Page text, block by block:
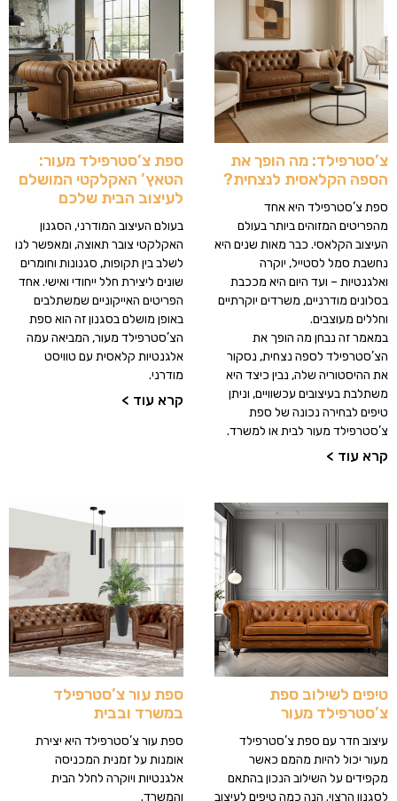
צ’סטרפילד: מה הופך את
הספה הקלאסית לנצחית?
ספת צ’סטרפילד היא אחד
מהפריטים המזוהים ביותר בעולם
העיצוב הקלאסי. כבר מאות שנים היא
נחשבת סמל לסטייל, יוקרה
ואלגנטיות – ועד היום היא מככבת
בסלונים מודרניים, משרדים יוקרתיים
וחללים מעוצבים.
במאמר זה נבחן מה הופך את
הצ’סטרפילד לספה נצחית, נסקור
את ההיסטוריה שלה, נבין כיצד היא
משתלבת בעיצובים עכשוויים, וניתן
טיפים לבחירה נכונה של ספת
צ’סטרפילד מעור לבית או למשרד.
קרא עוד >
ספת צ’סטרפילד מעור:
הטאץ’ האקלקטי המושלם
לעיצוב הבית שלכם
בעולם העיצוב המודרני, הסגנון
האקלקטי צובר תאוצה, ומאפשר לנו
לשלב בין תקופות, סגנונות וחומרים
שונים ליצירת חלל ייחודי ואישי. אחד
הפריטים האייקוניים שמשתלבים
באופן מושלם בסגנון זה הוא ספת
הצ’סטרפילד מעור, המביאה עמה
אלגנטיות קלאסית עם טוויסט
מודרני.
קרא עוד >
טיפים לשילוב ספת
צ’סטרפילד מעור
עיצוב חדר עם ספת צ’סטרפילד
מעור יכול להיות מהמם כאשר
מקפידים על השילוב הנכון בהתאם
לסגנון הרצוי. הנה כמה טיפים לעיצוב
ספת עור צ’סטרפילד
במשרד ובבית
ספת עור צ’סטרפילד היא יצירת
אומנות על זמנית המכניסה
אלגנטיות ויוקרה לחלל הבית
והמשרד.